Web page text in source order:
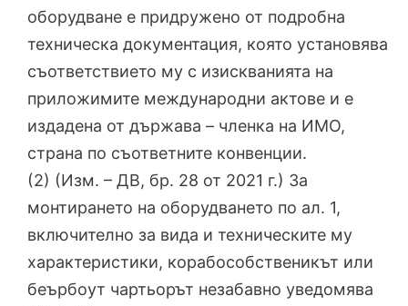
оборудване е придружено от подробна
техническа документация, която установява
съответствието му с изискванията на
приложимите международни актове и е
издадена от държава – членка на ИМО,
страна по съответните конвенции.
(2) (Изм. – ДВ, бр. 28 от 2021 г.) За
монтирането на оборудването по ал. 1,
включително за вида и техническите му
характеристики, корабособственикът или
беърбоут чартьорът незабавно уведомява